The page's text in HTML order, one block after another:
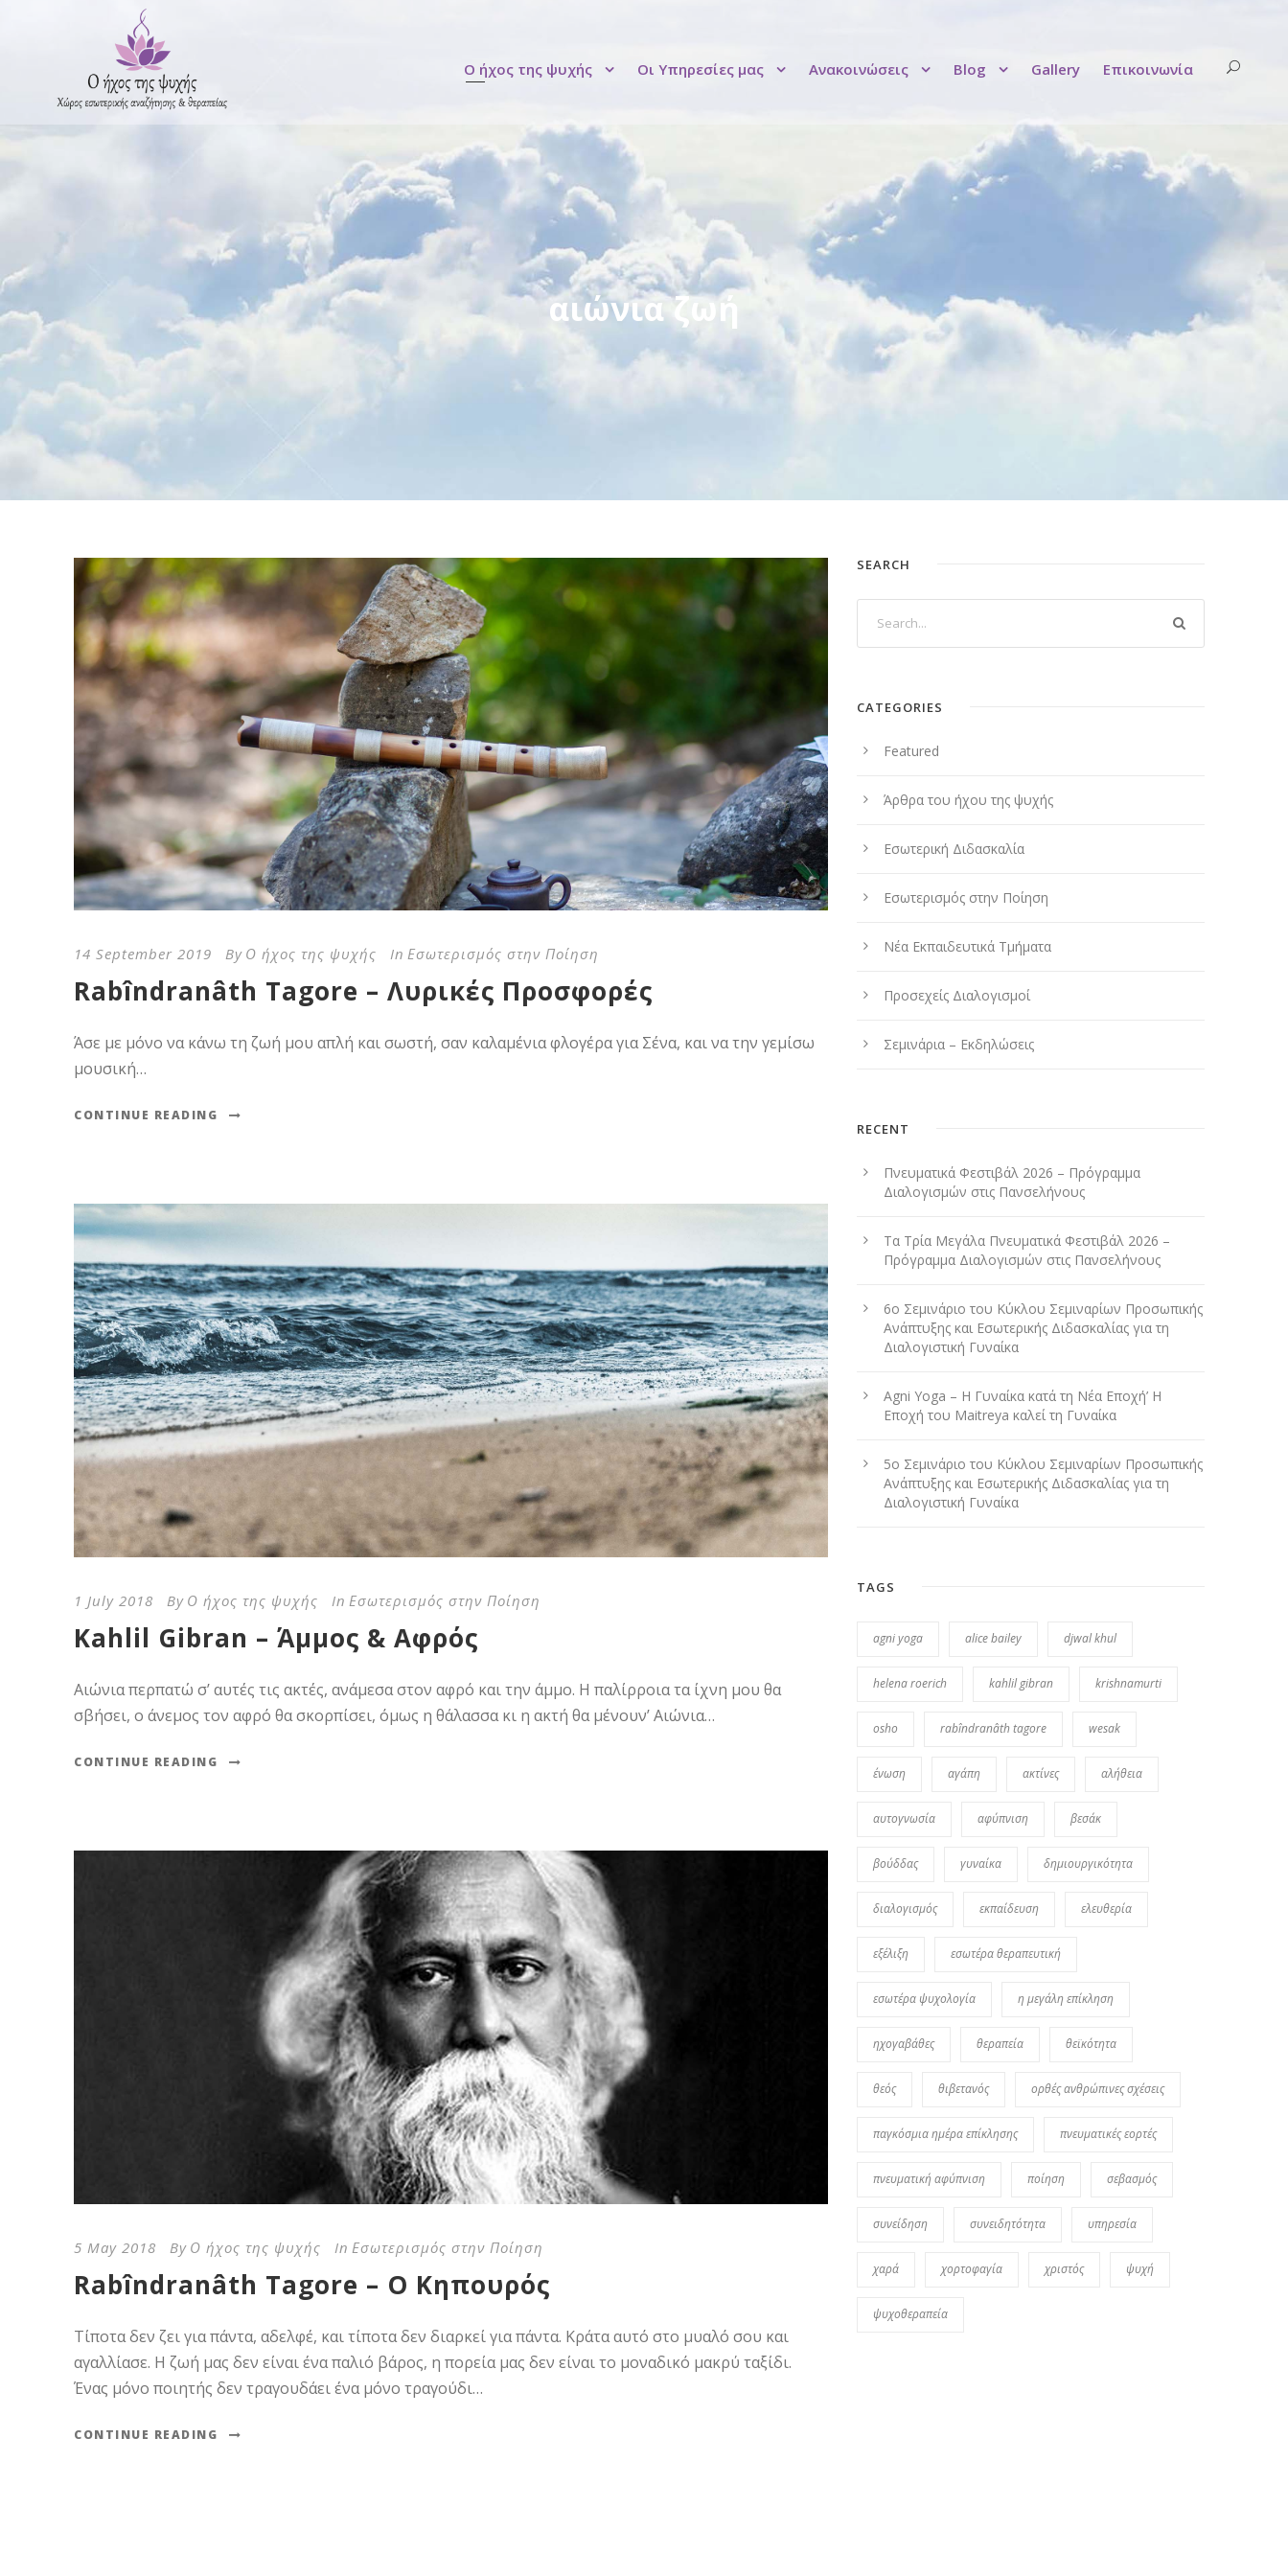
Ο ήχος της ψυχής Οι Υπηρεσίες μας Ανακοινώσεις Blog Gallery Επικοινωνία
αιώνια ζωή
14 September 2019 By Ο ήχος της ψυχής In Εσωτερισμός στην Ποίηση
Rabîndranâth Tagore – Λυρικές Προσφορές
Άσε με μόνο να κάνω τη ζωή μου απλή και σωστή, σαν καλαμένια φλογέρα για Σένα, και να την γεμίσω
μουσική…
CONTINUE READING
1 July 2018 By Ο ήχος της ψυχής In Εσωτερισμός στην Ποίηση
Kahlil Gibran – Άμμος & Αφρός
Αιώνια περπατώ σ’ αυτές τις ακτές, ανάμεσα στον αφρό και την άμμο. Η παλίρροια τα ίχνη μου θα
σβήσει, ο άνεμος τον αφρό θα σκορπίσει, όμως η θάλασσα κι η ακτή θα μένουν’ Αιώνια…
CONTINUE READING
5 May 2018 By Ο ήχος της ψυχής In Εσωτερισμός στην Ποίηση
Rabîndranâth Tagore – Ο Κηπουρός
Τίποτα δεν ζει για πάντα, αδελφέ, και τίποτα δεν διαρκεί για πάντα. Κράτα αυτό στο μυαλό σου και
αγαλλίασε. Η ζωή μας δεν είναι ένα παλιό βάρος, η πορεία μας δεν είναι το μοναδικό μακρύ ταξίδι.
Ένας μόνο ποιητής δεν τραγουδάει ένα μόνο τραγούδι…
CONTINUE READING
SEARCH
CATEGORIES
Featured
Άρθρα του ήχου της ψυχής
Εσωτερική Διδασκαλία
Εσωτερισμός στην Ποίηση
Νέα Εκπαιδευτικά Τμήματα
Προσεχείς Διαλογισμοί
Σεμινάρια – Εκδηλώσεις
RECENT
Πνευματικά Φεστιβάλ 2026 – Πρόγραμμα
Διαλογισμών στις Πανσελήνους
Τα Τρία Μεγάλα Πνευματικά Φεστιβάλ 2026 –
Πρόγραμμα Διαλογισμών στις Πανσελήνους
6ο Σεμινάριο του Κύκλου Σεμιναρίων Προσωπικής
Ανάπτυξης και Εσωτερικής Διδασκαλίας για τη
Διαλογιστική Γυναίκα
Agni Yoga – Η Γυναίκα κατά τη Νέα Εποχή’ Η
Εποχή του Maitreya καλεί τη Γυναίκα
5ο Σεμινάριο του Κύκλου Σεμιναρίων Προσωπικής
Ανάπτυξης και Εσωτερικής Διδασκαλίας για τη
Διαλογιστική Γυναίκα
TAGS
agni yoga alice bailey djwal khul
helena roerich kahlil gibran krishnamurti
osho rabîndranâth tagore wesak
ένωση αγάπη ακτίνες αλήθεια
αυτογνωσία αφύπνιση βεσάκ
βούδδας γυναίκα δημιουργικότητα
διαλογισμός εκπαίδευση ελευθερία
εξέλιξη εσωτέρα θεραπευτική
εσωτέρα ψυχολογία η μεγάλη επίκληση
ηχογαβάθες θεραπεία θεϊκότητα
θεός θιβετανός ορθές ανθρώπινες σχέσεις
παγκόσμια ημέρα επίκλησης πνευματικές εορτές
πνευματική αφύπνιση ποίηση σεβασμός
συνείδηση συνειδητότητα υπηρεσία
χαρά χορτοφαγία χριστός ψυχή
ψυχοθεραπεία